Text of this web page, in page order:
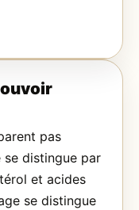
pas
se distingue par
et acides
se distingue